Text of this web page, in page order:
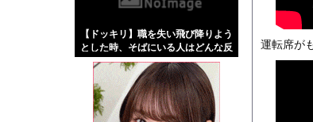
【ドッキリ】職を失い飛び降りよう
とした時、そばにいる人はどんな反
応をする？
【画像】
運転席が